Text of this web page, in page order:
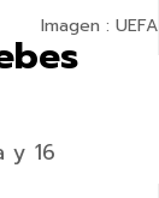
Imagen : UEFA
y 16